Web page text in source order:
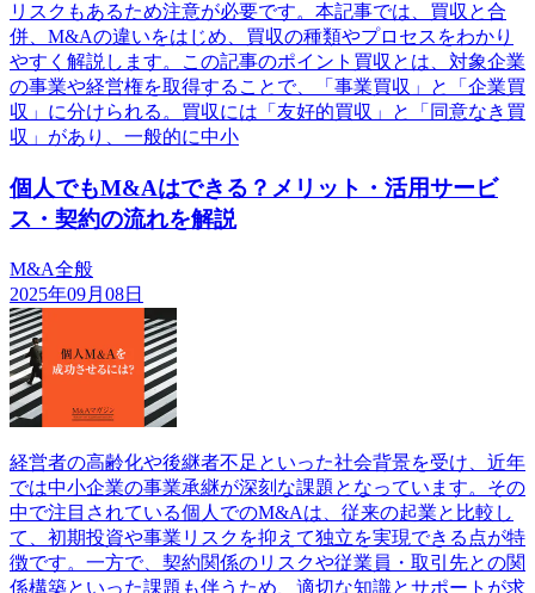
リスクもあるため注意が必要です。本記事では、買収と合
併、M&Aの違いをはじめ、買収の種類やプロセスをわかり
やすく解説します。この記事のポイント買収とは、対象企業
の事業や経営権を取得することで、「事業買収」と「企業買
収」に分けられる。買収には「友好的買収」と「同意なき買
収」があり、一般的に中小
個人でもM&Aはできる？メリット・活用サービ
ス・契約の流れを解説
M&A全般
2025年09月08日
経営者の高齢化や後継者不足といった社会背景を受け、近年
では中小企業の事業承継が深刻な課題となっています。その
中で注目されている個人でのM&Aは、従来の起業と比較し
て、初期投資や事業リスクを抑えて独立を実現できる点が特
徴です。一方で、契約関係のリスクや従業員・取引先との関
係構築といった課題も伴うため、適切な知識とサポートが求